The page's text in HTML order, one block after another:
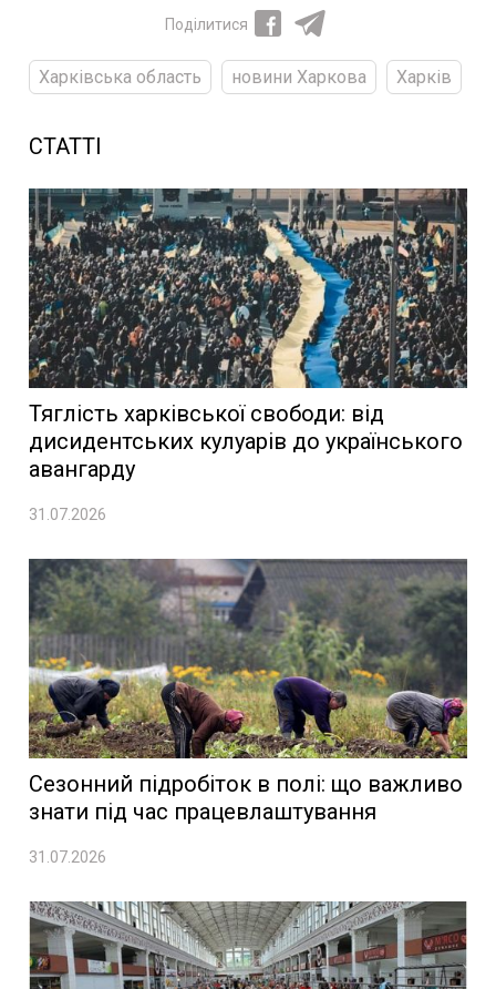
Поділитися
Харківська область новини Харкова Харків
СТАТТІ
Тяглість харківської свободи: від
дисидентських кулуарів до українського
авангарду
31.07.2026
Сезонний підробіток в полі: що важливо
знати під час працевлаштування
31.07.2026